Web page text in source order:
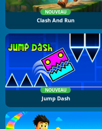
NOUVEAU
Clash And Run
NOUVEAU
Jump Dash